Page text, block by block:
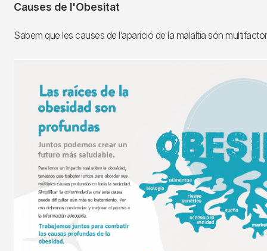
Causes de l'Obesitat
Sabem que les causes de l’aparició de la malaltia són